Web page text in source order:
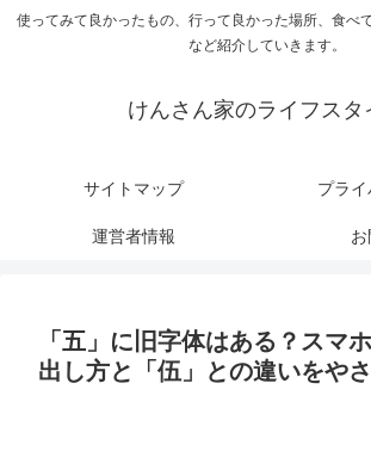
使ってみて良かったもの、行って良かった場所、食べ
など紹介していきます。
けんさん家のライフスタ
サイトマップ プラ
運営者情報
「五」に旧字体はある？スマ
出し方と「伍」との違いをや